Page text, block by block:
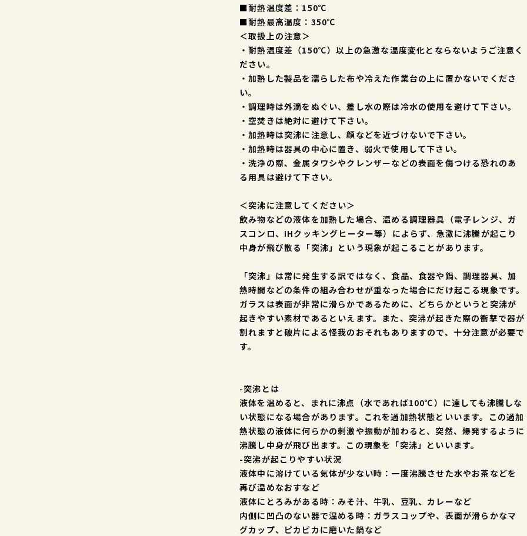
■耐熱温度差：150℃
■耐熱最高温度：350℃
＜取扱上の注意＞
・耐熱温度差（150℃）以上の急激な温度変化とならないようご注意く
ださい。
・加熱した製品を濡らした布や冷えた作業台の上に置かないでくださ
い。
・調理時は外滴をぬぐい、差し水の際は冷水の使用を避けて下さい。
・空焚きは絶対に避けて下さい。
・加熱時は突沸に注意し、顔などを近づけないで下さい。
・加熱時は器具の中心に置き、弱火で使用して下さい。
・洗浄の際、金属タワシやクレンザーなどの表面を傷つける恐れのあ
る用具は避けて下さい。
＜突沸に注意してください＞
飲み物などの液体を加熱した場合、温める調理器具（電子レンジ、ガ
スコンロ、IHクッキングヒーター等）によらず、急激に沸騰が起こり
中身が飛び散る「突沸」という現象が起こることがあります。
「突沸」は常に発生する訳ではなく、食品、食器や鍋、調理器具、加
熱時間などの条件の組み合わせが重なった場合にだけ起こる現象です。
ガラスは表面が非常に滑らかであるために、どちらかというと突沸が
起きやすい素材であるといえます。また、突沸が起きた際の衝撃で器が
割れますと破片による怪我のおそれもありますので、十分注意が必要で
す。
-突沸とは
液体を温めると、まれに沸点（水であれば100℃）に達しても沸騰しな
い状態になる場合があります。これを過加熱状態といいます。この過加
熱状態の液体に何らかの刺激や振動が加わると、突然、爆発するように
沸騰し中身が飛び出ます。この現象を「突沸」といいます。
-突沸が起こりやすい状況
液体中に溶けている気体が少ない時：一度沸騰させた水やお茶などを
再び温めなおすなど
液体にとろみがある時：みそ汁、牛乳、豆乳、カレーなど
内側に凹凸のない器で温める時：ガラスコップや、表面が滑らかなマ
グカップ、ピカピカに磨いた鍋など